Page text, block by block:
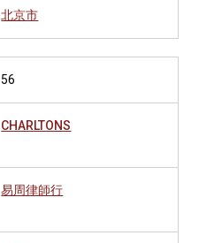
北京市
56
CHARLTONS
易周律師行